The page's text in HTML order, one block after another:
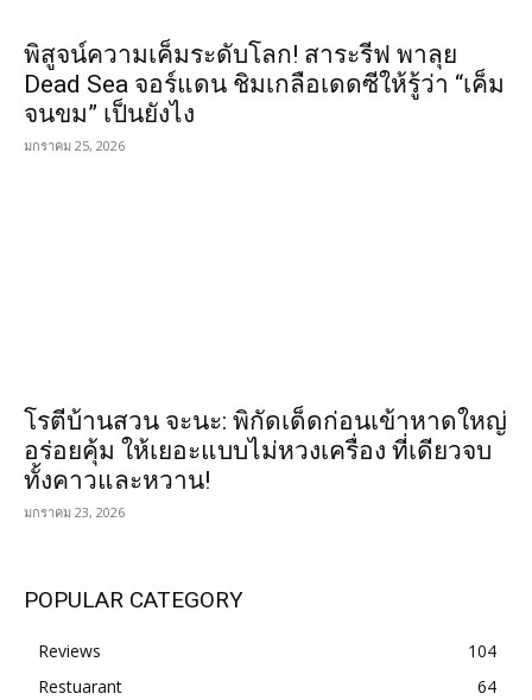
พิสูจน์ความเค็มระดับโลก! สาระรีฟ พาลุย
Dead Sea จอร์แดน ชิมเกลือเดดซีให้รู้ว่า “เค็ม
จนขม” เป็นยังไง
มกราคม 25, 2026
โรตีบ้านสวน จะนะ: พิกัดเด็ดก่อนเข้าหาดใหญ่
อร่อยคุ้ม ให้เยอะแบบไม่หวงเครื่อง ที่เดียวจบ
ทั้งคาวและหวาน!
มกราคม 23, 2026
POPULAR CATEGORY
Reviews
104
Restuarant
64